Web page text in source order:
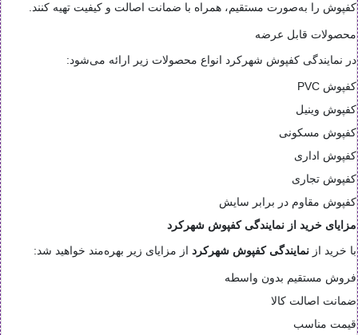
کفپوش را به‌صورت مستقیم، همراه با ضمانت اصالت و کیفیت تهیه کنند.
محصولات قابل عرضه
در نمایندگی کفپوش شهرکرد انواع محصولات زیر ارائه می‌شود:
کفپوش PVC
کفپوش وینیل
کفپوش مسکونی
کفپوش اداری
کفپوش تجاری
کفپوش مقاوم در برابر سایش
مزایای خرید از نمایندگی کفپوش شهرکرد
با خرید از نمایندگی کفپوش شهرکرد از مزایای زیر بهره‌مند خواهید شد:
فروش مستقیم بدون واسطه
ضمانت اصالت کالا
قیمت مناسب